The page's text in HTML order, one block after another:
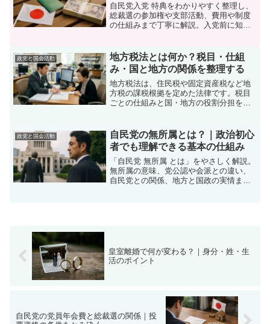
自民党入党 特典をわかりやすく整理し、
総裁選の参加権や支部活動、費用や制度
の仕組みまで丁寧に解説。入党前に知り
政党と国会活動
地方税法とは何か？税目・仕組
み・国と地方の関係を整理する
地方税法は、住民税や固定資産税など地
方税の課税根拠を定めた法律です。税目
ごとの仕組みと国・地方の役割分担を分
政党と国会活動
自民党の無所属とは？｜政治初心
者でも理解できる基本の仕組み
「自民党 無所属 とは」をやさしく解説。
無所属の意味、党公認や会派との違い、
自民党との関係、地方と国政の実情まで
皇室離婚で何が変わる？｜身分・姓・生
活のポイント
自民党の党員年会費と総裁選の関係｜投